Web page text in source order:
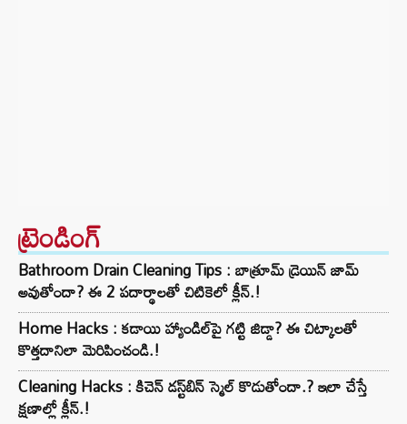
ట్రెండింగ్‌
Bathroom Drain Cleaning Tips : బాత్రూమ్ డ్రెయిన్ జామ్
అవుతోందా? ఈ 2 పదార్థాలతో చిటికెలో క్లీన్.!
Home Hacks : కడాయి హ్యాండిల్‌పై గట్టి జిడ్డా? ఈ చిట్కాలతో
కొత్తదానిలా మెరిపించండి.!
Cleaning Hacks : కిచెన్ డస్ట్‌బిన్ స్మెల్ కొడుతోందా.? ఇలా చేస్తే
క్షణాల్లో క్లీన్.!